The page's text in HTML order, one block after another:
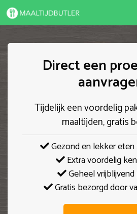
Spring
naar
Direct een
Tijdelijk een voordelig
maaltijden, gratis
Gezond en lekker
Extra voordelig
Geheel
Gratis bezorgd door